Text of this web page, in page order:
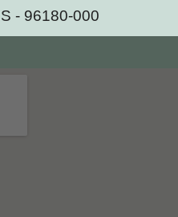
- 96180-000